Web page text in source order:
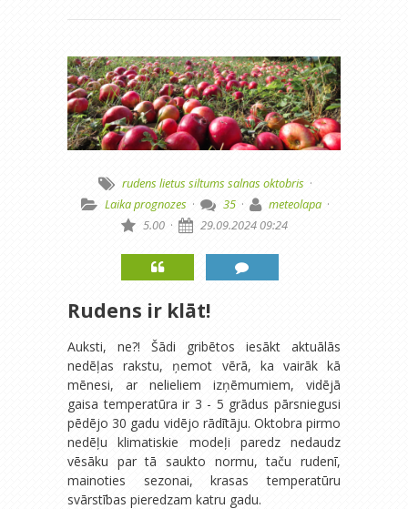
rudens lietus siltums salnasoktobris ·
Laika prognozes · 35 · meteolapa ·
5.00 · 29.09.2024 09:24
Rudens ir klāt!
Auksti, ne?! Šādi gribētos iesākt aktuālās
nedēļas rakstu, ņemot vērā, ka vairāk kā
mēnesi, ar nelieliem izņēmumiem, vidējā
gaisa temperatūra ir 3 - 5 grādus pārsniegusi
pēdējo 30 gadu vidējo rādītāju. Oktobra pirmo
nedēļu klimatiskie modeļi paredz nedaudz
vēsāku par tā saukto normu, taču rudenī,
mainoties sezonai, krasas temperatūru
svārstības pieredzam katru gadu.